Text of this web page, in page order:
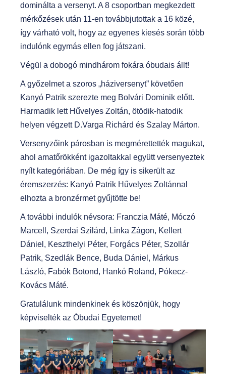
dominálta a versenyt. A 8 csoportban megkezdett
mérkőzések után 11-en továbbjutottak a 16 közé,
így várható volt, hogy az egyenes kiesés során több
indulónk egymás ellen fog játszani.
Végül a dobogó mindhárom fokára óbudais állt!
A győzelmet a szoros „háziversenyt” követően
Kanyó Patrik szerezte meg Bolvári Dominik előtt.
Harmadik lett Hűvelyes Zoltán, ötödik-hatodik
helyen végzett D.Varga Richárd és Szalay Márton.
Versenyzőink párosban is megmérettették magukat,
ahol amatőrökként igazoltakkal együtt versenyeztek
nyílt kategóriában. De még így is sikerült az
éremszerzés: Kanyó Patrik Hűvelyes Zoltánnal
elhozta a bronzérmet gyűjtötte be!
A további indulók névsora: Franczia Máté, Móczó
Marcell, Szerdai Szilárd, Linka Zágon, Kellert
Dániel, Keszthelyi Péter, Forgács Péter, Szollár
Patrik, Szedlák Bence, Buda Dániel, Márkus
László, Fabók Botond, Hankó Roland, Pókecz-
Kovács Máté.
Gratulálunk mindenkinek és köszönjük, hogy
képviselték az Óbudai Egyetemet!